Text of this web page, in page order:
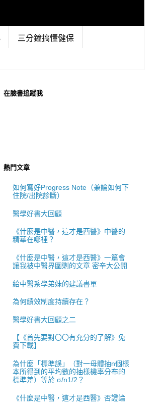
三分鐘搞懂健保
在臉書追蹤我
熱門文章
如何寫好Progress Note（兼論如何下
住院/出院診斷）
醫學好書大回顧
《什麼是中醫，這才是西醫》中醫的
精華在哪裡？
《什麼是中醫，這才是西醫》一篇會
讓我被中醫界圍剿的文章 密辛大公開
給中醫系學弟妹的建議書單
為何績效制度持續存在？
醫學好書大回顧之二
【《首先要對〇〇有充分的了解》免
費下載】
為什麼「標準誤」（對一母體抽n個樣
本所得到的平均數的抽樣機率分布的
標準差）等於 σ/n1/2？
《什麼是中醫，這才是西醫》否證論